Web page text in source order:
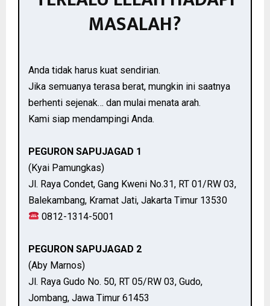
MASALAH?
Anda tidak harus kuat sendirian.
Jika semuanya terasa berat, mungkin ini saatnya
berhenti sejenak… dan mulai menata arah.
Kami siap mendampingi Anda.
PEGURON SAPUJAGAD 1
(Kyai Pamungkas)
Jl. Raya Condet, Gang Kweni No.31, RT 01/RW 03,
Balekambang, Kramat Jati, Jakarta Timur 13530
0812-1314-5001
PEGURON SAPUJAGAD 2
(Aby Marnos)
Jl. Raya Gudo No. 50, RT 05/RW 03, Gudo,
Jombang, Jawa Timur 61453